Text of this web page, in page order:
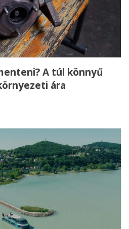
A túl könnyű
ára